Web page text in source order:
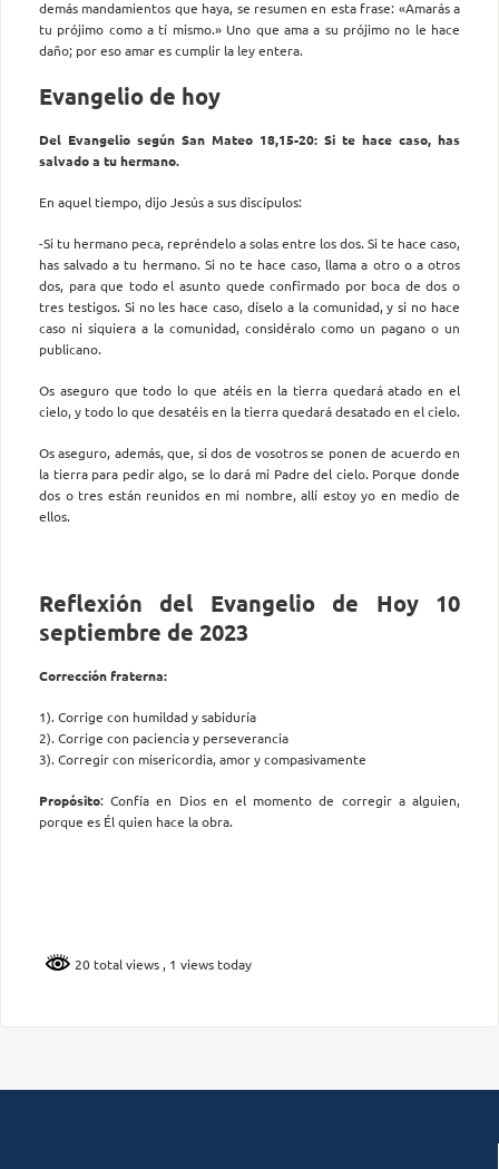
demás mandamientos que haya, se resumen en esta frase: «Amarás a
tu prójimo como a tí mismo.» Uno que ama a su prójimo no le hace
daño; por eso amar es cumplir la ley entera.
Evangelio de hoy
Del Evangelio según San Mateo 18,15-20: Si te hace caso, has
salvado a tu hermano.
En aquel tiempo, dijo Jesús a sus discípulos:
-Si tu hermano peca, repréndelo a solas entre los dos. Si te hace caso,
has salvado a tu hermano. Si no te hace caso, llama a otro o a otros
dos, para que todo el asunto quede confirmado por boca de dos o
tres testigos. Si no les hace caso, díselo a la comunidad, y si no hace
caso ni siquiera a la comunidad, considéralo como un pagano o un
publicano.
Os aseguro que todo lo que atéis en la tierra quedará atado en el
cielo, y todo lo que desatéis en la tierra quedará desatado en el cielo.
Os aseguro, además, que, si dos de vosotros se ponen de acuerdo en
la tierra para pedir algo, se lo dará mi Padre del cielo. Porque donde
dos o tres están reunidos en mi nombre, allí estoy yo en medio de
ellos.
Reflexión del Evangelio de Hoy 10
septiembre de 2023
Corrección fraterna:
1). Corrige con humildad y sabiduría
2). Corrige con paciencia y perseverancia
3). Corregir con misericordia, amor y compasivamente
Propósito: Confía en Dios en el momento de corregir a alguien,
porque es Él quien hace la obra.
20 total views , 1 views today